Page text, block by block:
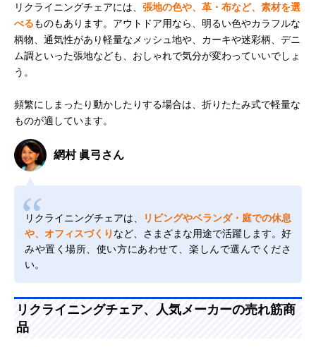
リクライニングチェアには、 張地の色や、革・布など、素材を選
べるものもあります。アウトドア用なら、明るい色やカラフルな
柄物、通気性があり軽量なメッシュ地や、カーキや迷彩柄、デニ
ム調といった張地なども、おしゃれで気分が変わっていいでしょ
う。
頻繁にしまったり動かしたりする場合は、折りたたみ式で軽量な
ものが適しています。
網村 眞弓さん
リクライニングチェアは、
リビングやベランダ・庭での休息
や、オフィスづくり など、さまざまな用途で活躍します。好
みや置く場所、使い方にあわせて、楽しんで選んでくださ
い。
リクライニングチェア、人気メーカーの売れ筋商
品